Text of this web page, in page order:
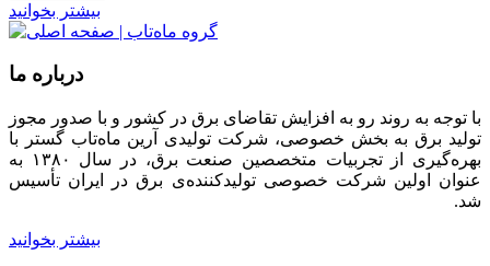
بیشتر بخوانید
درباره ما
با توجه به روند رو به افزایش تقاضای برق در کشور و با صدور مجوز
تولید برق به بخش خصوصی، شرکت تولیدی آرین ماه‌تاب گستر با
بهره‌گیری از تجربیات متخصصین صنعت برق، در سال ۱۳۸۰ به
عنوان اولین شرکت خصوصی تولیدکننده‌ی برق در ایران تأسیس
شد.
بیشتر بخوانید